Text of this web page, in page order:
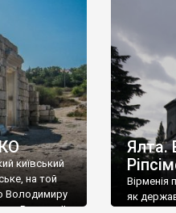
об’єкту
та
легке
київський
на той
Володимиру
Василю ІІ,
Ялта.
Вірменія
як